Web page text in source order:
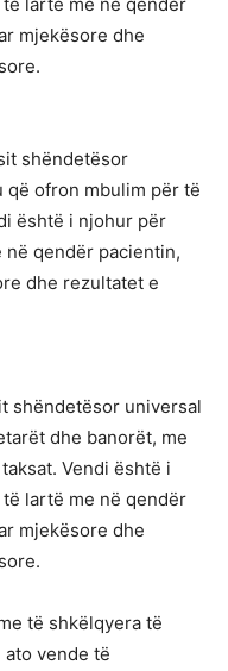
mjekësore dhe
shëndetësor
që ofron mbulim për të
është i njohur për
qendër pacientin,
dhe rezultatet e
shëndetësor universal
dhe banorët, me
Vendi është i
lartë me në qendër
mjekësore dhe
të shkëlqyera të
vende të